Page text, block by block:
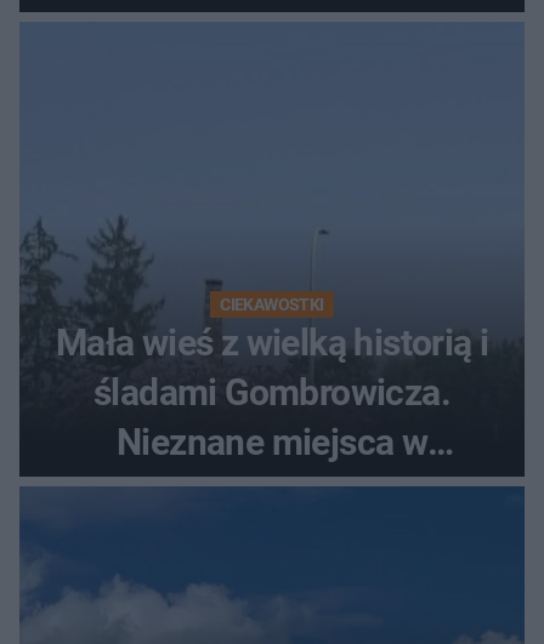
szczyt Gór Świętokrzyskich
CIEKAWOSTKI
Mała wieś z wielką historią i
śladami Gombrowicza.
Nieznane miejsca w
Świętokrzyskiem